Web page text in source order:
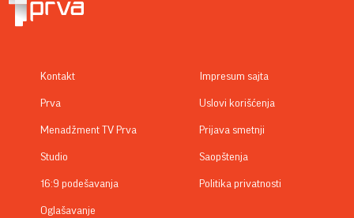
Kontakt
Prva
Menadžment TV Prva
Studio
16:9 podešavanja
Oglašavanje
Impresum sajta
Uslovi korišćenja
Prijava smetnji
Saopštenja
Politika privatnosti